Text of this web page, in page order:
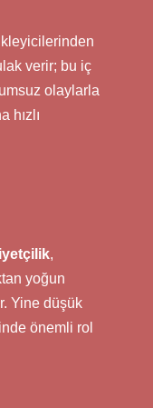
verir; bu iç
olaylarla
hızlı
,
yoğun
Yine düşük
önemli rol